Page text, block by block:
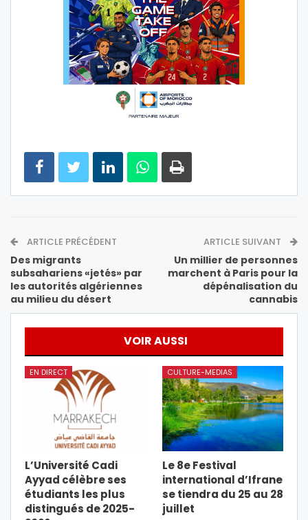
ARTICLE PRÉCÉDENT
Des migrants
subsahariens «jetés» par
les autorités algériennes
au milieu du désert
ARTICLE SUIVANT
Un millier de personnes
marchent à Paris pour la
dépénalisation du
cannabis
VOIR AUSSI
EN DIRECT
L’Université Cadi
Ayyad célèbre ses
étudiants les plus
distingués de 2025-
CULTURE-MEDIAS
Le 8e Festival
international d’Ifrane
se tiendra du 25 au 28
juillet